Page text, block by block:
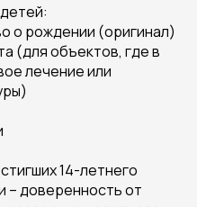
о рождении (оригинал)
(для объектов, где в
лечение или
14-летнего
– доверенность от